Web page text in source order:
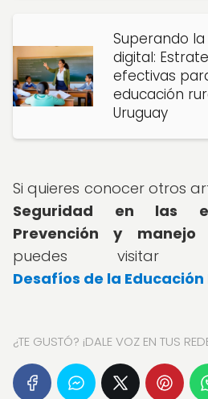
Superando
digital:
efectivas
educación
Uruguay
Si quieres conocer otros
Seguridad en las
Prevención y manejo
puedes visitar
Desafíos de la Educación
¿TE GUSTÓ? ¡DALE VOZ EN TUS